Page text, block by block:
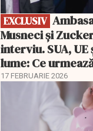
EXCLUSIV Ambasadorii
Musneci și
interviu. SUA, UE
lume: Ce
pentru România
17 FEBRUARIE 2026